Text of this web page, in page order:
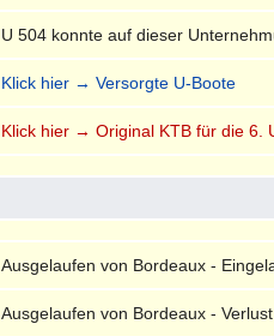
U 504 konnte auf dieser
Klick hier → Versorgte U-Boote
Klick hier → Original KTB für die 6.
Ausgelaufen von Bordeaux -
Ausgelaufen von Bordeaux -